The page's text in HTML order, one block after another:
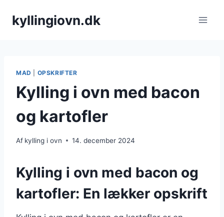
kyllingiovn.dk
MAD OPSKRIFTER
Kylling i ovn med bacon
og kartofler
Af kylling i ovn 14. december 2024
Kylling i ovn med bacon og
kartofler: En lækker opskrift